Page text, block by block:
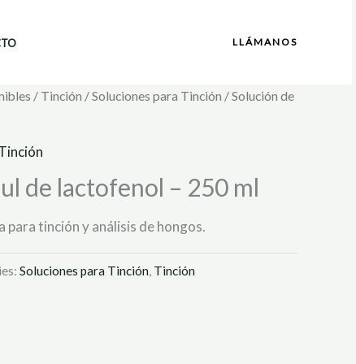
LLÁMANOS
/ Tinción /Soluciones para Tinción / Solución de
de lactofenol – 250 ml
para tinción y análisis de hongos.
Soluciones para Tinción, Tinción